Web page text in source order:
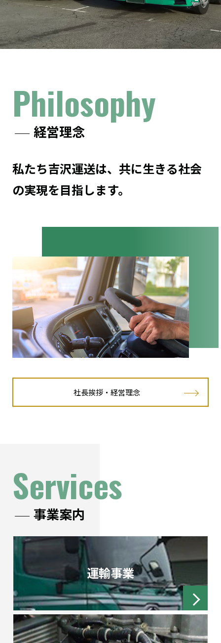
Philosophy
経営理念
私たち吉沢運送は、 共に生きる社会
の実現を目指します。
社長挨拶・経営理念
Services
事業案内
運輸事業